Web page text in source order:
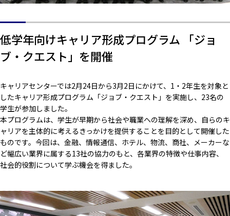
低学年向けキャリア形成プログラム 「ジョ
ブ・クエスト」を開催
キャリアセンターでは2月24日から3月2日にかけて、1・2年生を対象と
したキャリア形成プログラム「ジョブ・クエスト」を実施し、23名の
学生が参加しました。
本プログラムは、学生が早期から社会や職業への理解を深め、自らのキ
ャリアを主体的に考えるきっかけを提供することを目的として開催した
ものです。今回は、金融、情報通信、ホテル、物流、商社、メーカーな
ど幅広い業界に属する13社の協力のもと、各業界の特徴や仕事内容、
社会的役割について学ぶ機会を得ました。